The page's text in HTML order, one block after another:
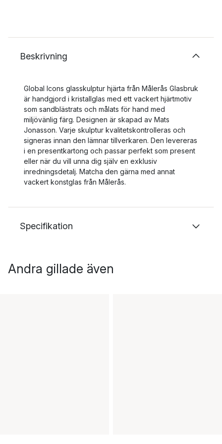
Beskrivning
Global Icons glasskulptur hjärta från Målerås Glasbruk
är handgjord i kristallglas med ett vackert hjärtmotiv
som sandblästrats och målats för hand med
miljövänlig färg. Designen är skapad av Mats
Jonasson. Varje skulptur kvalitetskontrolleras och
signeras innan den lämnar tillverkaren. Den levereras
i en presentkartong och passar perfekt som present
eller när du vill unna dig själv en exklusiv
inredningsdetalj. Matcha den gärna med annat
vackert konstglas från Målerås.
Specifikation
Andra gillade även